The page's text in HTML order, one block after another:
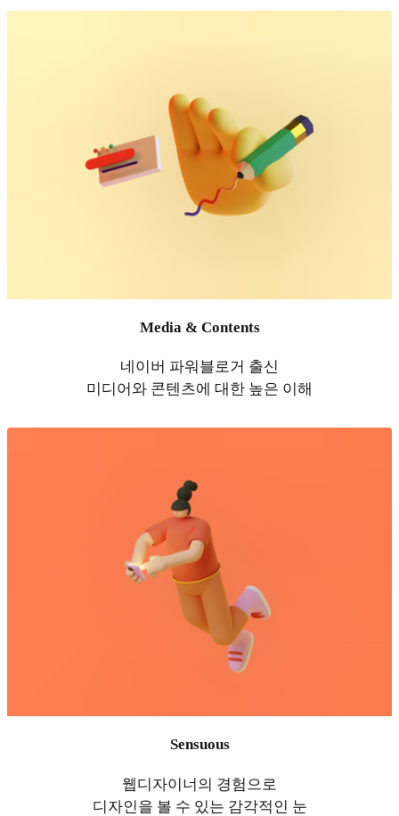
Media & Contents
네이버 파워블로거 출신
미디어와 콘텐츠에 대한 높은 이해
Sensuous
웹디자이너의 경험으로
디자인을 볼 수 있는 감각적인 눈